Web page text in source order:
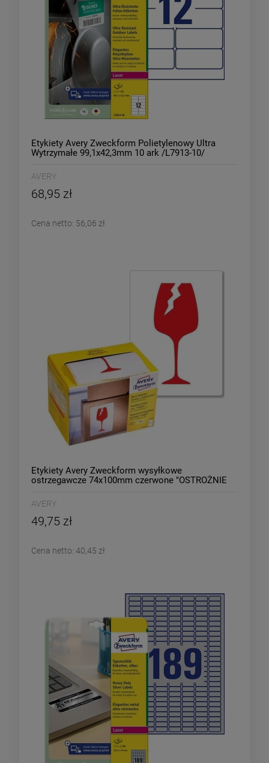
Etykiety Avery Zweckform Polietylenowy Ultra
Wytrzymałe 99,1x42,3mm 10 ark /L7913-10/
AVERY
68,95 zł
Cena netto: 56,06 zł
Etykiety Avery Zweckform wysyłkowe
ostrzegawcze 74x100mm czerwone "OSTROŻNIE
AVERY
49,75 zł
Cena netto: 40,45 zł